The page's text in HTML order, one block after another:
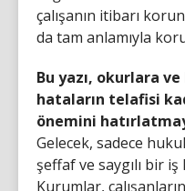
çalışanın itibarı
da tam anlamıyla
Bu yazı, okurlara
hataların telafisi
önemini
Gelecek, sadece
şeffaf ve saygılı bir
Kurumlar,